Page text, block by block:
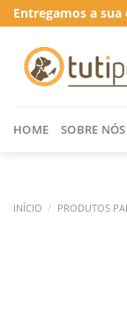
Skip
to
content
Entregamos a
HOME SOBRE NÓS
INÍCIO / PRODUTOS